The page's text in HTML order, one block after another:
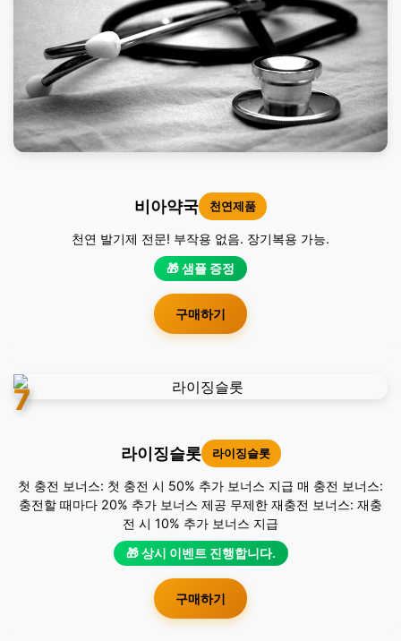
비아약국 천연제품
천연 발기제 전문! 부작용 없음. 장기복용 가능.
🎁 샘플 증정
구매하기
7
라이징슬롯 라이징슬롯
첫 충전 보너스: 첫 충전 시 50% 추가 보너스 지급 매 충전 보너스:
충전할 때마다 20% 추가 보너스 제공 무제한 재충전 보너스: 재충
전 시 10% 추가 보너스 지급
🎁 상시 이벤트 진행합니다.
구매하기